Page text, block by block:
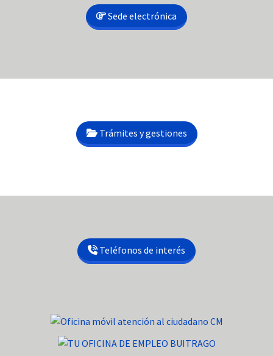
Sede electrónica
Trámites y gestiones
Teléfonos de interés